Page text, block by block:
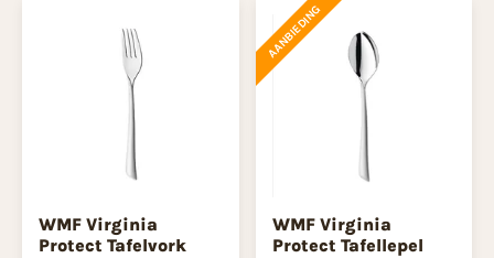
WMF Virginia
Protect Tafelvork
AANBIEDING
WMF Virginia
Protect Tafellepel